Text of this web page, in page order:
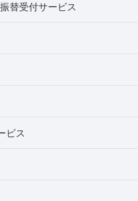
替受付サービス
ビス